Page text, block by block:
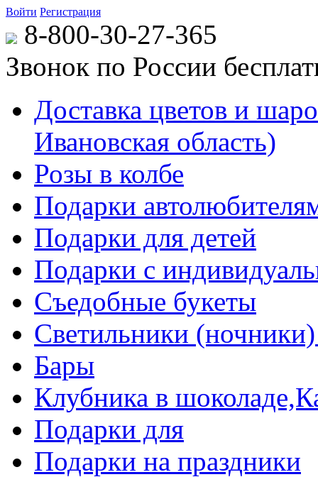
Войти Регистрация
8-800-30-27-365
Звонок по России
Доставка цветов и
Ивановская область)
Розы в колбе
Подарки
Подарки для детей
Подарки с
Съедобные букеты
Светильники
Бары
Клубника в
Подарки для
Подарки на праздники